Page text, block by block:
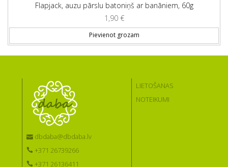
Flapjack, auzu pārslu batoniņš ar banāniem, 60g
1,90 €
Pievienot grozam
dbdaba@dbdaba.lv
+371 26739266
+371 26136411
LIETOŠANAS
NOTEIKUMI